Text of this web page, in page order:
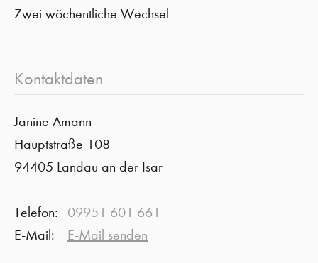
Zwei wöchentliche Wechsel
Kontaktdaten
Janine Amann
Hauptstraße 108
94405 Landau an der Isar
Telefon:
09951 601 661
E-Mail:
E-Mail senden